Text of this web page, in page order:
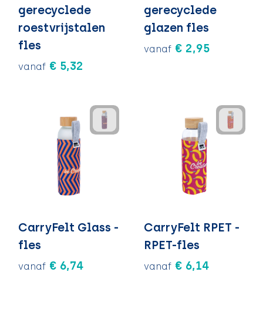
gerecyclede
roestvrijstalen
fles
vanaf € 5,32
gerecyclede
glazen fles
vanaf € 2,95
CarryFelt Glass -
fles
vanaf € 6,74
CarryFelt RPET -
RPET-fles
vanaf € 6,14